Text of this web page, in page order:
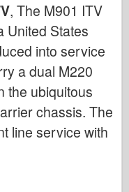
, The M901 ITV
United States
into service
a dual M220
the ubiquitous
chassis. The
line service with